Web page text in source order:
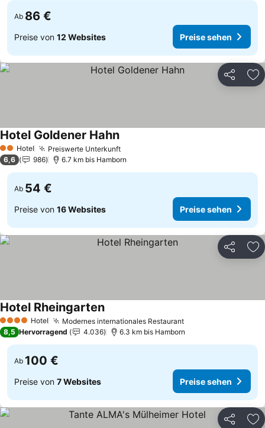
Ab 86 €
Preise von 12 Websites Preise sehen
Teilen
2 Sterne
Hotel Preiswerte UnterkunftPreise sehen
Hotel Goldener HahnPreise sehen
6,6 986 6.7 km bis Hamborn
Ab 54 €
Preise von 16 Websites Preise sehen
Teilen
4 Sterne Hotel Modernes internationales RestaurantPreise sehen
Hotel RheingartenPreise sehen
8,5 Hervorragend 4.036 6.3 km bis Hamborn
Ab 100 €
Preise von 7 Websites Preise sehen
Teilen